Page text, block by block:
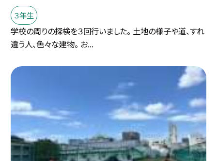
３年生
学校の周りの探検を３回行いました。 土地の様子や道、すれ
違う人、色々な建物。 お...